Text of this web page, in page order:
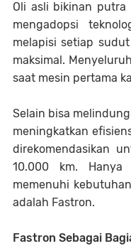
Oli asli bikinan
mengadopsi
melapisi setiap
maksimal.
saat mesin pertama
Selain bisa
meningkatkan
direkomendasikan
10.000 km. Hanya
memenuhi
adalah Fastron.
Fastron Sebagai